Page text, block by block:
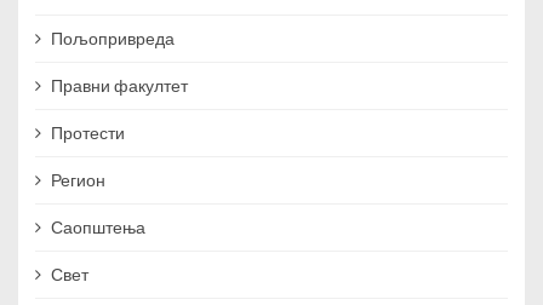
Пољопривреда
Правни факултет
Протести
Регион
Саопштења
Свет